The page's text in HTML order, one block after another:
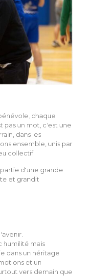
chaque
pas un mot, c'est une
dans les
ensemble, unis par
collectif.
d'une grande
et grandit
humilité mais
dans un héritage
et un
vers demain que